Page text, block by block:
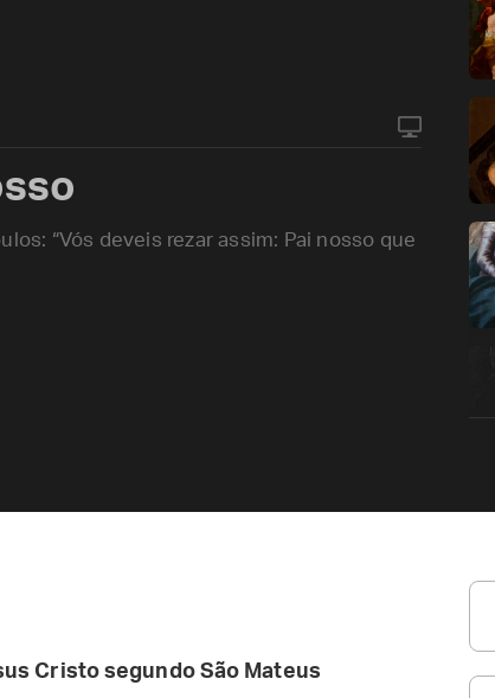
“Vós deveis rezar assim: Pai nosso que
Cristo segundo São Mateus